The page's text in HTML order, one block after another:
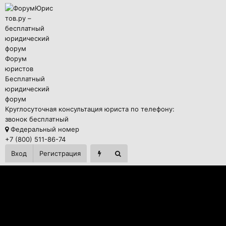
Форум
юристов
Бесплатный
юридический
форум
Круглосуточная консультация юриста по телефону:
звонок бесплатный
Федеральный номер
+7 (800) 511-86-74
Вход
Регистрация